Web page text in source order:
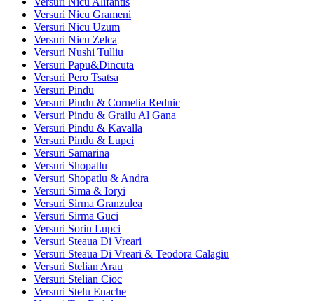
Versuri Nicu Grameni
Versuri Nicu Uzum
Versuri Nicu Zelca
Versuri Nushi Tulliu
Versuri Papu&Dincuta
Versuri Pero Tsatsa
Versuri Pindu
Versuri Pindu & Cornelia Rednic
Versuri Pindu & Grailu Al Gana
Versuri Pindu & Kavalla
Versuri Pindu & Lupci
Versuri Samarina
Versuri Shopatlu
Versuri Shopatlu & Andra
Versuri Sima & Ioryi
Versuri Sirma Granzulea
Versuri Sirma Guci
Versuri Sorin Lupci
Versuri Steaua Di Vreari
Versuri Steaua Di Vreari & Teodora Calagiu
Versuri Stelian Arau
Versuri Stelian Cioc
Versuri Stelu Enache